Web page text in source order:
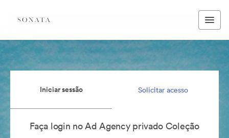
Iniciar sessão Solicitar acesso
Faça login no Ad Agency privado Coleção